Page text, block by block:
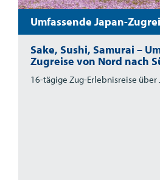
Umfassende Japan-
Sake, Sushi, Samurai –
Zugreise von Nord nach
16-tägige Zug-Erlebnisreise über